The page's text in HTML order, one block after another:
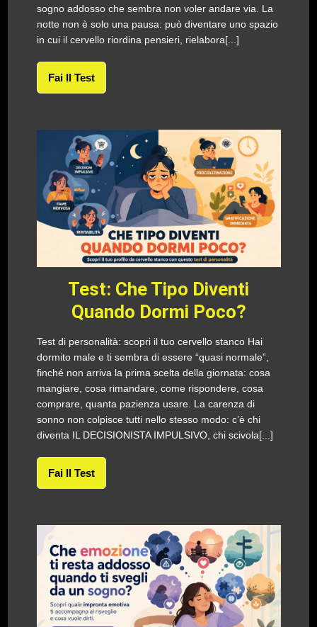
sogno addosso che sembra non voler andare via. La
notte non è solo una pausa: può diventare uno spazio
in cui il cervello riordina pensieri, rielabora[...]
Fai Il Test
Test: Che Tipo Diventi
Quando Dormi Poco?
Test di personalità: scopri il tuo cervello stanco Hai
dormito male e ti sembra di essere “quasi normale”,
finché non arriva la prima scelta della giornata: cosa
mangiare, cosa rimandare, come rispondere, cosa
comprare, quanta pazienza usare. La carenza di
sonno non colpisce tutti nello stesso modo: c’è chi
diventa IL DECISIONISTA IMPULSIVO, chi scivola[...]
Fai Il Test